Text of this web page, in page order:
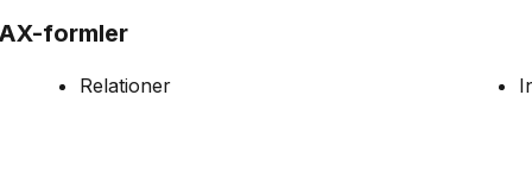
formler
Relationer